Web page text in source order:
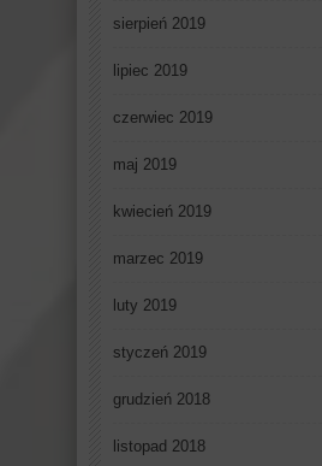
sierpień 2019
lipiec 2019
czerwiec 2019
maj 2019
kwiecień 2019
marzec 2019
luty 2019
styczeń 2019
grudzień 2018
listopad 2018